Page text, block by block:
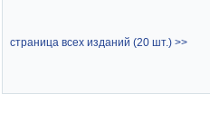
страница всех изданий (20 шт.) >>